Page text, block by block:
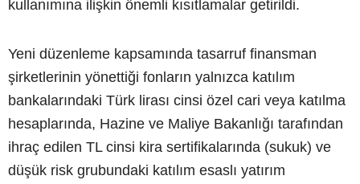
kullanımına ilişkin önemli kısıtlamalar getirildi.
Yeni düzenleme kapsamında tasarruf finansman
şirketlerinin yönettiği fonların yalnızca katılım
bankalarındaki Türk lirası cinsi özel cari veya katılma
hesaplarında, Hazine ve Maliye Bakanlığı tarafından
ihraç edilen TL cinsi kira sertifikalarında (sukuk) ve
düşük risk grubundaki katılım esaslı yatırım